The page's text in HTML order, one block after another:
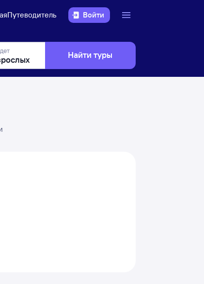
Путеводитель Войти
Найти туры